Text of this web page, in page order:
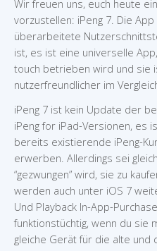
iPeng ue
iPeng Classic
Wir freuen uns, euch heute
vorzustellen: iPeng 7. Die
überarbeitete
ist, es ist eine universelle
touch betrieben wird und sie
nutzerfreundlicher im
iPeng 7 ist kein Update der
iPeng for iPad-Versionen, es
bereits existierende iPeng-
erwerben. Allerdings sei
“gezwungen” wird, sie zu
werden auch unter iOS 7
Und Playback In-App-
funktionstüchtig, wenn du
gleiche Gerät für die alte und